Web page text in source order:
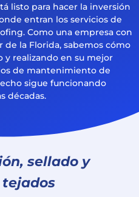
listo para hacer la inversión
entran los servicios de
Como una empresa con
la Florida, sabemos cómo
y realizando en su mejor
de mantenimiento de
sigue funcionando
décadas.
sellado y